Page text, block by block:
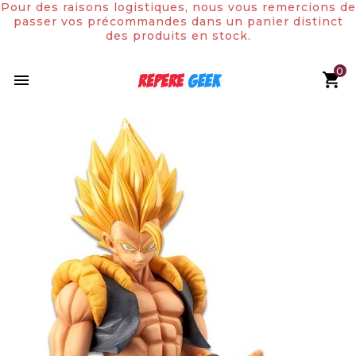

Pour des raisons logistiques, nous vous remercions de
passer vos précommandes dans un panier distinct
des produits en stock.
0
Rupture de stock